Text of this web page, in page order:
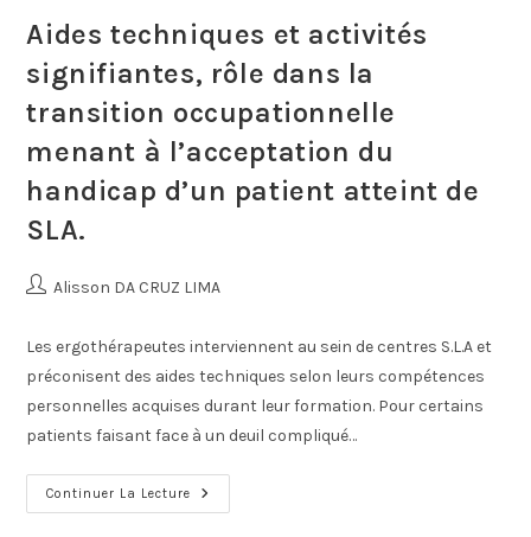
Aides techniques et activités
signifiantes, rôle dans la
transition occupationnelle
menant à l’acceptation du
handicap d’un patient atteint de
SLA.
Alisson DA CRUZ LIMA
Les ergothérapeutes interviennent au sein de centres S.L.A et
préconisent des aides techniques selon leurs compétences
personnelles acquises durant leur formation. Pour certains
patients faisant face à un deuil compliqué…
Continuer La Lecture